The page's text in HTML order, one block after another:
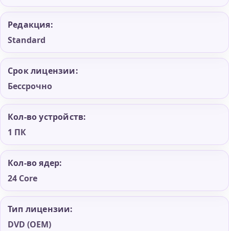
Редакция:
Standard
Срок лицензии:
Бессрочно
Кол-во устройств:
1 ПК
Кол-во ядер:
24 Core
Тип лицензии:
DVD (OEM)